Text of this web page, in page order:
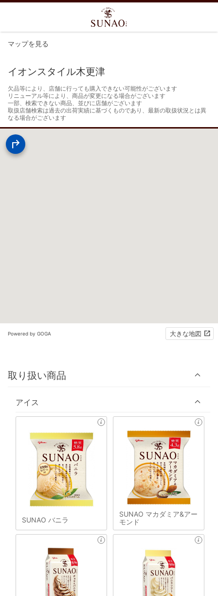
マップを見る
イオンスタイル木更津
欠品等により、店舗に行っても購入できない可能性がございます
リニューアル等により、商品が変更になる場合がございます
一部、検索できない商品、並びに店舗がございます
取扱店舗検索は過去の出荷実績に基づくものであり、最新の取扱状況とは異
なる場合がございます
Powered by GOGA 大きな地図
取り扱い商品
アイス
SUNAO バニラ
SUNAO マカダミア&アー
モンド